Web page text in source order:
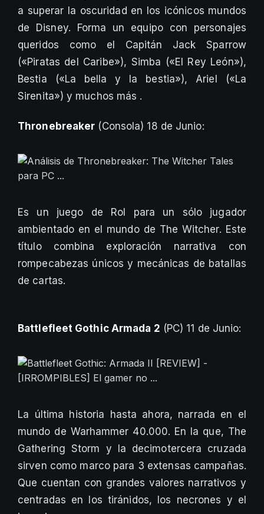
a superar la oscuridad en los icónicos mundos
de Disney. Forma un equipo con personajes
queridos como el Capitán Jack Sparrow
(«Piratas del Caribe»), Simba («El Rey León»),
Bestia («La bella y la bestia»), Ariel («La
Sirenita») y muchos más .
Thronebreaker (Consola) 18 de Junio:
Es un juego de Rol para un sólo jugador
ambientado en el mundo de The Witcher. Este
título combina exploración narrativa con
rompecabezas únicos y mecánicas de batallas
de cartas.
Battlefleet Gothic Armada 2 (PC) 11 de Junio:
La última historia hasta ahora, narrada en el
mundo de Warhammer 40.000. En la que, The
Gathering Storm y la decimotercera cruzada
sirven como marco para 3 extensas campañas.
Que cuentan con grandes valores narrativos y
centradas en los tiránidos, los necrones y el